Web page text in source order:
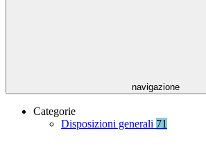
navigazione
Categorie
Disposizioni generali 71